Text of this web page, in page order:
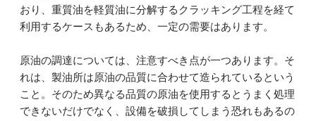
おり、重質油を軽質油に分解するクラッキング工程を経て
利用するケースもあるため、一定の需要はあります。
原油の調達については、注意すべき点が一つあります。そ
れは、製油所は原油の品質に合わせて造られているという
こと。そのため異なる品質の原油を使用するとうまく処理
できないだけでなく、設備を破損してしまう恐れもあるの